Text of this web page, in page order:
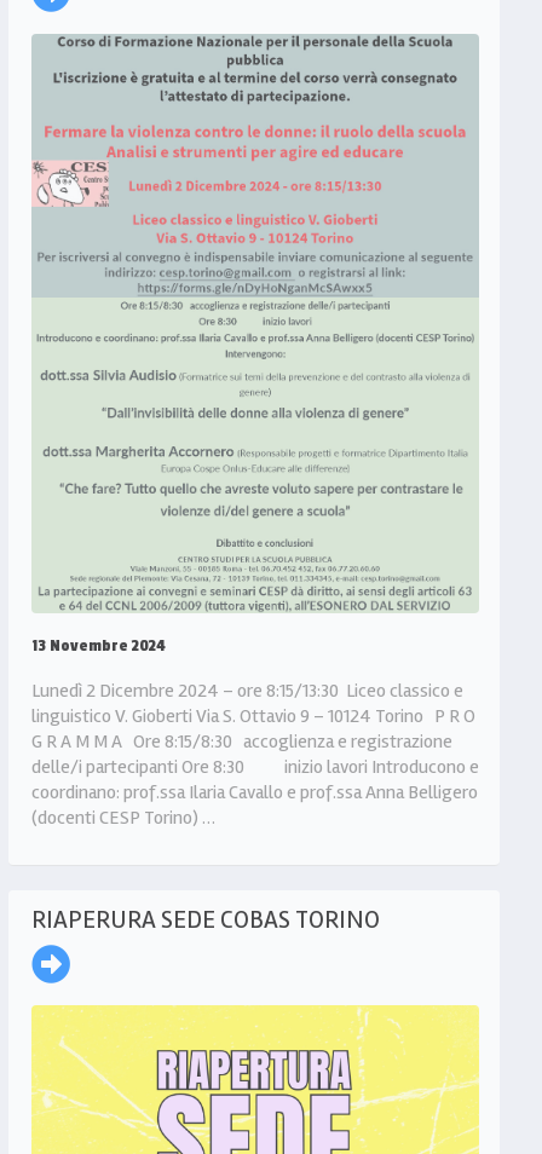
13 Novembre 2024
Lunedì 2 Dicembre 2024 – ore 8:15/13:30 Liceo classico e
linguistico V. Gioberti Via S. Ottavio 9 – 10124 Torino P R O
G R A M M A Ore 8:15/8:30 accoglienza e registrazione
delle/i partecipanti Ore 8:30 inizio lavori Introducono e
coordinano: prof.ssa Ilaria Cavallo e prof.ssa Anna Belligero
(docenti CESP Torino) …
RIAPERURA SEDE COBAS TORINO